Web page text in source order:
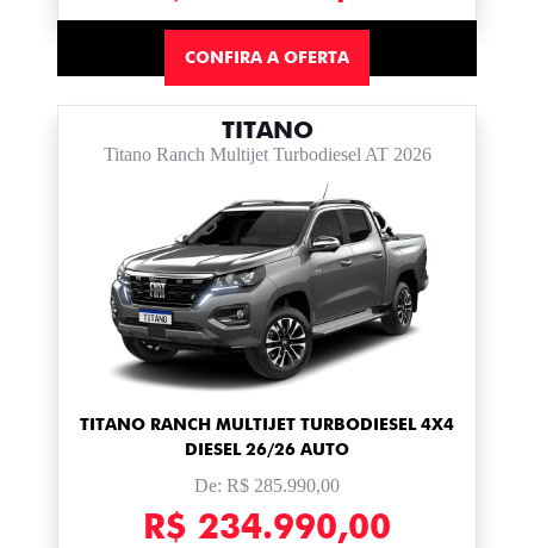
CONFIRA A OFERTA
TITANO
Titano Ranch Multijet Turbodiesel AT 2026
TITANO RANCH MULTIJET TURBODIESEL 4X4
DIESEL 26/26 AUTO
De: R$ 285.990,00
R$ 234.990,00